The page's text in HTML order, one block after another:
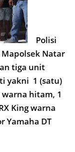
Polisi
Natar
tiga unit
yakni 1 (satu)
hitam, 1
King warna
Yamaha DT